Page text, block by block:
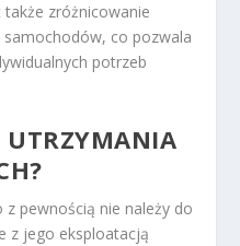
zróżnicowanie
co pozwala
potrzeb
UTRZYMANIA
pewnością nie należy do
z jego eksploatacją